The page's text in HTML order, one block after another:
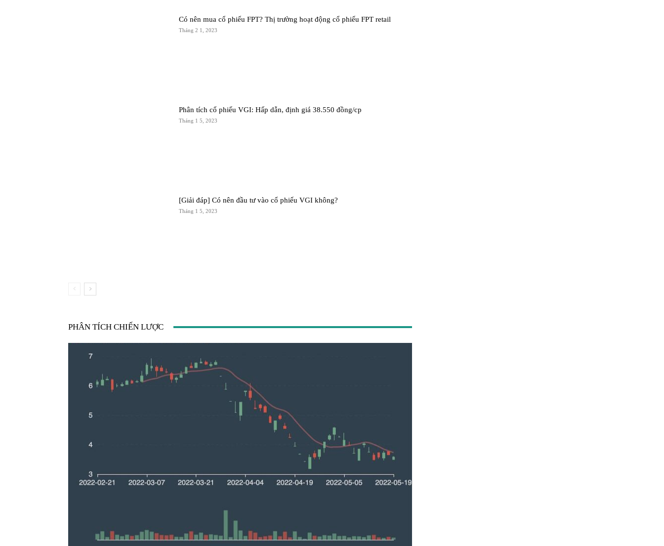
Có nên mua cổ phiếu FPT? Thị trường hoạt động cổ phiếu FPT retail
Tháng 2 1, 2023
Phân tích cổ phiếu VGI: Hấp dẫn, định giá 38.550 đồng/cp
Tháng 1 5, 2023
[Giải đáp] Có nên đầu tư vào cổ phiếu VGI không?
Tháng 1 5, 2023
PHÂN TÍCH CHIẾN LƯỢC